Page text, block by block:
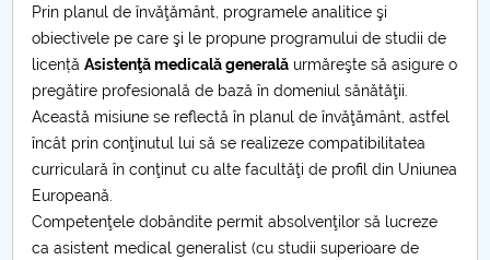
IOSUD/CSUD-Doctorate
Comisie de etica unversitară
Evenimente CUP
Accesibilitate pentru studenții cu dizabilități
Raportul Conducerii Centrului Universitar Pitești
Prin planul de învăţământ, programele analitice şi
obiectivele pe care şi le propune programului de studii de
licențăAsistenţă medicală generală urmăreşte să asigure o
pregătire profesională de bază în domeniul sănătăţii.
Această misiune se reflectă în planul de învăţământ, astfel
încât prin conţinutul lui să se realizeze compatibilitatea
curriculară în conţinut cu alte facultăţi de profil din Uniunea
Europeană.
Competenţele dobândite permit absolvenţilor să lucreze
ca asistent medical generalist (cu studii superioare de